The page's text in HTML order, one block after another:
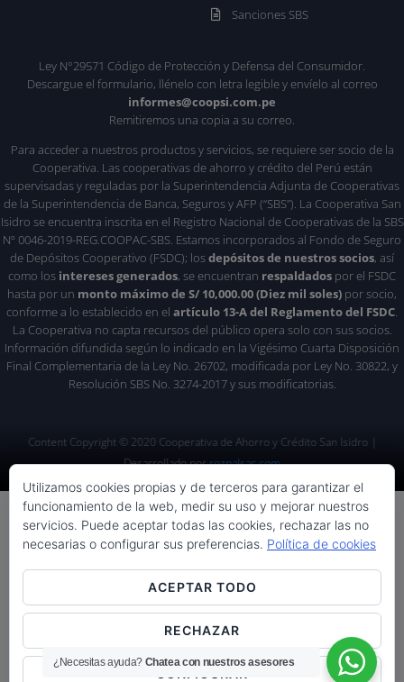
Sanciones SBS
Ley N°29571 Código de Protección y Defensa del Consumidor.
Descargue el formulario, llénelo con letra legible y envíelo al correo
informes@coopsi.com.pe
Remitiremos una copia a su correo.
Para acceder a nuestros productos y servicios, se requiere ser socio de la
Cooperativa. Las cooperativas de ahorro y crédito del Perú están
supervisadas y reguladas por la Superintendencia Adjunta de Cooperativas
de la Superintendencia de Banca, Seguros y AFP (“SBS”). La Cooperativa San
Isidro se encuentra inscrita en el Registro Nacional de Cooperativas de la SBS
Nº 0046-2019-REG.COOPAC-SBS. Estamos incorporados al Fondo de Seguro
de Depósitos Cooperativo (FSDC); losdepósitos de nuestros socios, así
como los intereses generados, se encuentran respaldados por el FSDC
hasta por un monto máximo de S/ 10,000.00 (Diez mil soles) por socio,
conforme a lo establecido en el artículo 13-A del Reglamento del FSDC.
La Cooperativa no capta recursos del público opera solo con sus socios.
Información difundida según lo indicado en la Vigésimo Cuarta Disposición
Final Complementaria de la Ley No. 26702, modificada por Ley No. 30822, y
Resolución SBS No. 3274-2017 y sus modificatorias.
Content Copyright © 2020 Cooperativa de Ahorro y Crédito San Isidro |
Desarrollado porrozpalsac.com
¿Necesitas ayuda? Chatea con nuestros asesores
Utilizamos cookies propias y de terceros para garantizar el
funcionamiento de la web, medir su uso y mejorar nuestros
servicios. Puede aceptar todas las cookies, rechazar las no
necesarias o configurar sus preferencias. Política de cookies
ACEPTAR TODO
RECHAZAR